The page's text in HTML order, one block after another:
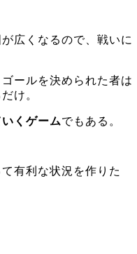
広くなるので、戦いに
ールを決められた者は
け。
くゲームでもある。
有利な状況を作りた